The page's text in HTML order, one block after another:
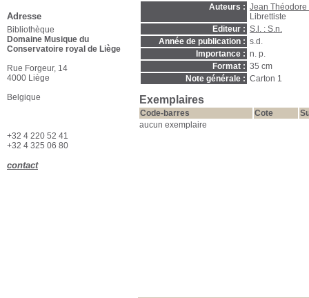
Auteurs : Jean
Librettiste
Editeur : S.l. : S.n.
Année de publication : s.d.
Importance : n. p.
Format : 35 cm
Note générale : Carton 1
Exemplaires
Code-barres Cote
aucun exemplaire
Adresse
Bibliothèque
Domaine Musique du
Conservatoire royal de Liège
Rue Forgeur, 14
4000 Liège
Belgique
+32 4 220 52 41
+32 4 325 06 80
contact